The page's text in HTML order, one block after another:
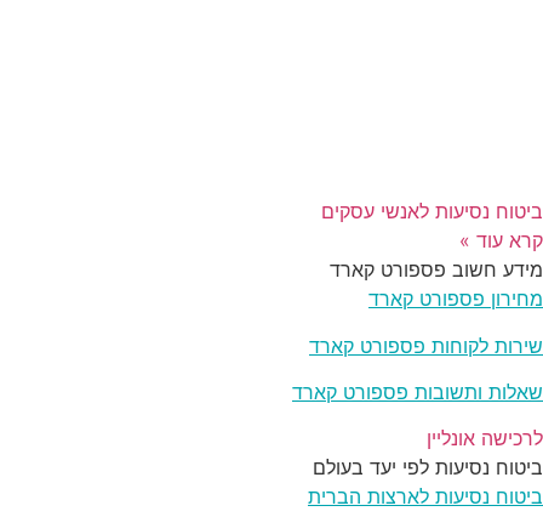
ביטוח נסיעות לאנשי עסקים
קרא עוד »
מידע חשוב פספורט קארד
מחירון פספורט קארד
שירות לקוחות פספורט קארד
שאלות ותשובות פספורט קארד
לרכישה אונליין
ביטוח נסיעות לפי יעד בעולם
ביטוח נסיעות לארצות הברית